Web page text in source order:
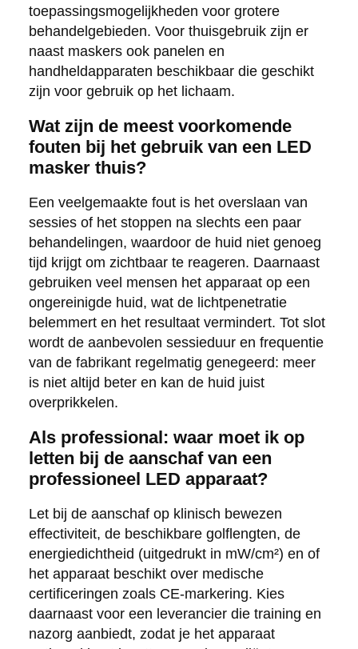
toepassingsmogelijkheden voor grotere
behandelgebieden. Voor thuisgebruik zijn er
naast maskers ook panelen en
handheldapparaten beschikbaar die geschikt
zijn voor gebruik op het lichaam.
Wat zijn de meest voorkomende
fouten bij het gebruik van een LED
masker thuis?
Een veelgemaakte fout is het overslaan van
sessies of het stoppen na slechts een paar
behandelingen, waardoor de huid niet genoeg
tijd krijgt om zichtbaar te reageren. Daarnaast
gebruiken veel mensen het apparaat op een
ongereinigde huid, wat de lichtpenetratie
belemmert en het resultaat vermindert. Tot slot
wordt de aanbevolen sessieduur en frequentie
van de fabrikant regelmatig genegeerd: meer
is niet altijd beter en kan de huid juist
overprikkelen.
Als professional: waar moet ik op
letten bij de aanschaf van een
professioneel LED apparaat?
Let bij de aanschaf op klinisch bewezen
effectiviteit, de beschikbare golflengten, de
energiedichtheid (uitgedrukt in mW/cm²) en of
het apparaat beschikt over medische
certificeringen zoals CE-markering. Kies
daarnaast voor een leverancier die training en
nazorg aanbiedt, zodat je het apparaat